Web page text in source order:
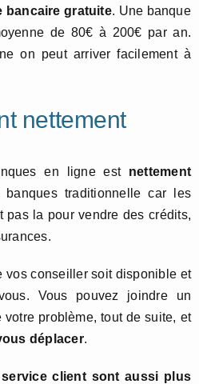
bancaire gratuite. Une banque
de 80€ à 200€ par an.
on peut arriver facilement à
nettement
en ligne est nettement
traditionnelle car les
pas la pour vendre des crédits,
vos conseiller soit disponible et
Vous pouvez joindre un
problème, tout de suite, et
déplacer.
client sont aussi plus